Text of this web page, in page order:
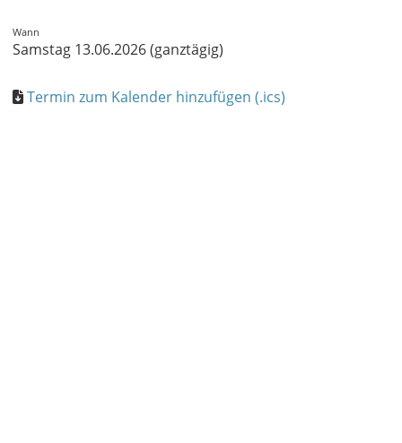
Wann
Samstag 13.06.2026 (ganztägig)
Termin zum Kalender hinzufügen (.ics)